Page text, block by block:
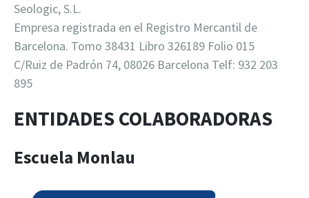
Seologic, S.L.
Empresa registrada en el Registro Mercantil de
Barcelona. Tomo 38431 Libro 326189 Folio 015
C/Ruiz de Padrón 74, 08026 Barcelona Telf: 932 203
895
ENTIDADES COLABORADORAS
Escuela Monlau